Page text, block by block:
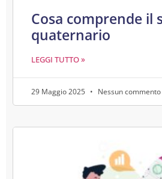
Cosa comprende il
quaternario
LEGGI TUTTO »
29 Maggio 2025 Nessun commento